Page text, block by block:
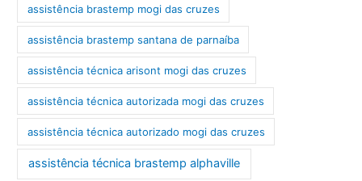
assistência brastemp mogi das cruzes
assistência brastemp santana de parnaíba
assistência técnica arisont mogi das cruzes
assistência técnica autorizada mogi das cruzes
assistência técnica autorizado mogi das cruzes
assistência técnica brastemp alphaville